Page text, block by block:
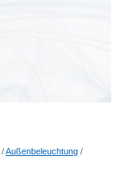
/Außenbeleuchtung /